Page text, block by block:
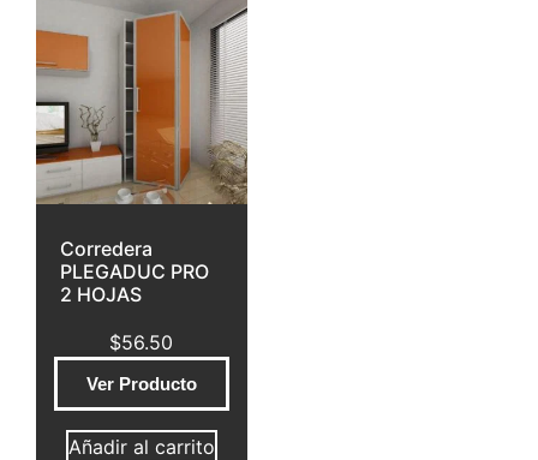
Corredera
PLEGADUC PRO
2 HOJAS
$56.50
Ver Producto
Añadir al carrito